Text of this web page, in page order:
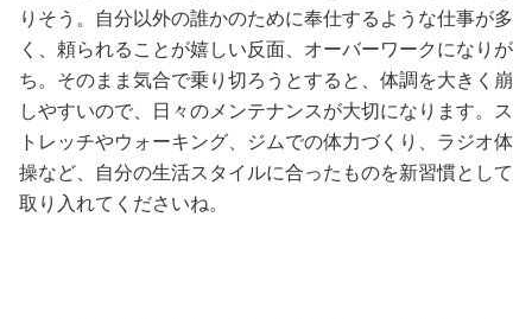
りそう。自分以外の誰かのために奉仕するような仕事が多
く、頼られることが嬉しい反面、オーバーワークになりが
ち。そのまま気合で乗り切ろうとすると、体調を大きく崩
しやすいので、日々のメンテナンスが大切になります。ス
トレッチやウォーキング、ジムでの体力づくり、ラジオ体
操など、自分の生活スタイルに合ったものを新習慣として
取り入れてくださいね。